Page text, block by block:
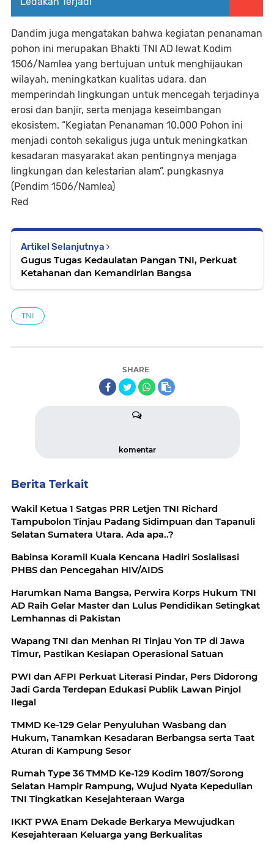
Dandim juga mengatakan bahwa kegiatan penanaman
pohon ini merupakan Bhakti TNI AD lewat Kodim
1506/Namlea yang bertujuan untuk menghijaukan
wilayah, meningkatkan kualitas udara, dan
memperindah lingkungan untuk mencegah terjadinya
erosi dan banjir, serta menjaga keseimbangan
ekosistem. “Kegiatan Penanaman 10.000 Pohon ini
menjadi contoh sekaligus juga untuk meningkatkan
kesadaran masyarakat akan pentingnya menjaga
lingkungan dan kelestarian alam”, pungkasnya
(Pendim 1506/Namlea)
Red
Artikel Selanjutnya
Gugus Tugas Kedaulatan Pangan TNI, Perkuat
Ketahanan dan Kemandirian Bangsa
TNI
SHARE
komentar
Berita Terkait
Wakil Ketua 1 Satgas PRR Letjen TNI Richard
Tampubolon Tinjau Padang Sidimpuan dan Tapanuli
Selatan Sumatera Utara. Ada apa..?
Babinsa Koramil Kuala Kencana Hadiri Sosialisasi
PHBS dan Pencegahan HIV/AIDS
Harumkan Nama Bangsa, Perwira Korps Hukum TNI
AD Raih Gelar Master dan Lulus Pendidikan Setingkat
Lemhannas di Pakistan
Wapang TNI dan Menhan RI Tinjau Yon TP di Jawa
Timur, Pastikan Kesiapan Operasional Satuan
PWI dan AFPI Perkuat Literasi Pindar, Pers Didorong
Jadi Garda Terdepan Edukasi Publik Lawan Pinjol
Ilegal
TMMD Ke-129 Gelar Penyuluhan Wasbang dan
Hukum, Tanamkan Kesadaran Berbangsa serta Taat
Aturan di Kampung Sesor
Rumah Type 36 TMMD Ke-129 Kodim 1807/Sorong
Selatan Hampir Rampung, Wujud Nyata Kepedulian
TNI Tingkatkan Kesejahteraan Warga
IKKT PWA Enam Dekade Berkarya Mewujudkan
Kesejahteraan Keluarga yang Berkualitas